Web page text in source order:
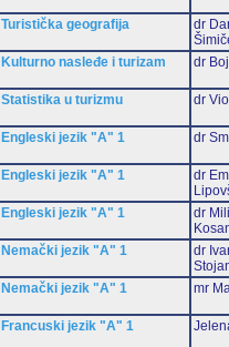
Turistička geografija
dr
Kulturno nasleđe i turizam dr
Statistika u turizmu dr
Engleski jezik "A" 1 dr
Engleski jezik "A" 1
dr
Engleski jezik "A" 1
dr
Nemački jezik "A" 1
dr
Nemački jezik "A" 1 mr
Francuski jezik "A" 1